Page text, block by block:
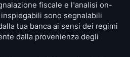
fiscale e l'analisi on-
sono segnalabili
tua banca ai sensi dei regimi
dalla provenienza degli